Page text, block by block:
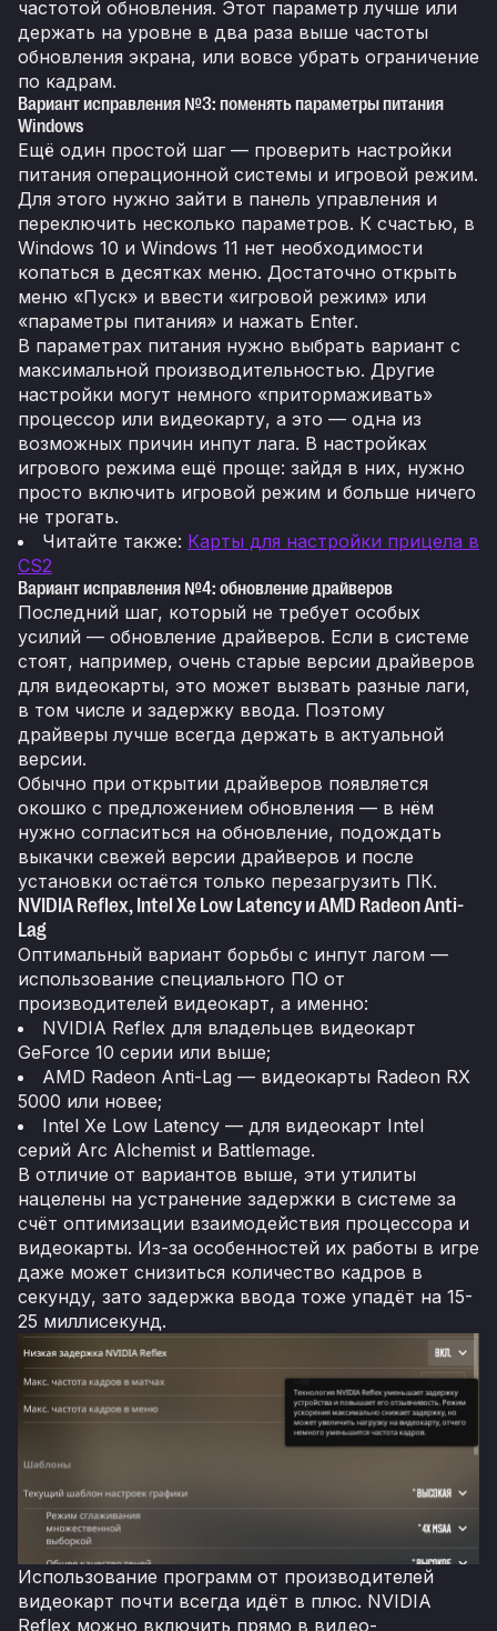
частотой обновления. Этот параметр лучше или
держать на уровне в два раза выше частоты
обновления экрана, или вовсе убрать ограничение
по кадрам.
Вариант исправления №3: поменять параметры питания
Windows
Ещё один простой шаг — проверить настройки
питания операционной системы и игровой режим.
Для этого нужно зайти в панель управления и
переключить несколько параметров. К счастью, в
Windows 10 и Windows 11 нет необходимости
копаться в десятках меню. Достаточно открыть
меню «Пуск» и ввести «игровой режим» или
«параметры питания» и нажать Enter.
В параметрах питания нужно выбрать вариант с
максимальной производительностью. Другие
настройки могут немного «притормаживать»
процессор или видеокарту, а это — одна из
возможных причин инпут лага. В настройках
игрового режима ещё проще: зайдя в них, нужно
просто включить игровой режим и больше ничего
не трогать.
Читайте также: Карты для настройки прицела в
CS2
Вариант исправления №4: обновление драйверов
Последний шаг, который не требует особых
усилий — обновление драйверов. Если в системе
стоят, например, очень старые версии драйверов
для видеокарты, это может вызвать разные лаги,
в том числе и задержку ввода. Поэтому
драйверы лучше всегда держать в актуальной
версии.
Обычно при открытии драйверов появляется
окошко с предложением обновления — в нём
нужно согласиться на обновление, подождать
выкачки свежей версии драйверов и после
установки остаётся только перезагрузить ПК.
NVIDIA Reflex, Intel Xe Low Latency и AMD Radeon Anti-
Lag
Оптимальный вариант борьбы с инпут лагом —
использование специального ПО от
производителей видеокарт, а именно:
NVIDIA Reflex для владельцев видеокарт
GeForce 10 серии или выше;
AMD Radeon Anti-Lag — видеокарты Radeon RX
5000 или новее;
Intel Xe Low Latency — для видеокарт Intel
серий Arc Alchemist и Battlemage.
В отличие от вариантов выше, эти утилиты
нацелены на устранение задержки в системе за
счёт оптимизации взаимодействия процессора и
видеокарты. Из-за особенностей их работы в игре
даже может снизиться количество кадров в
секунду, зато задержка ввода тоже упадёт на 15-
25 миллисекунд.
Использование программ от производителей
видеокарт почти всегда идёт в плюс. NVIDIA
Reflex можно включить прямо в видео-